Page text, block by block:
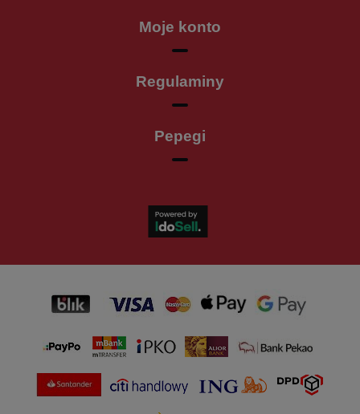
Moje konto
Regulaminy
Pepegi